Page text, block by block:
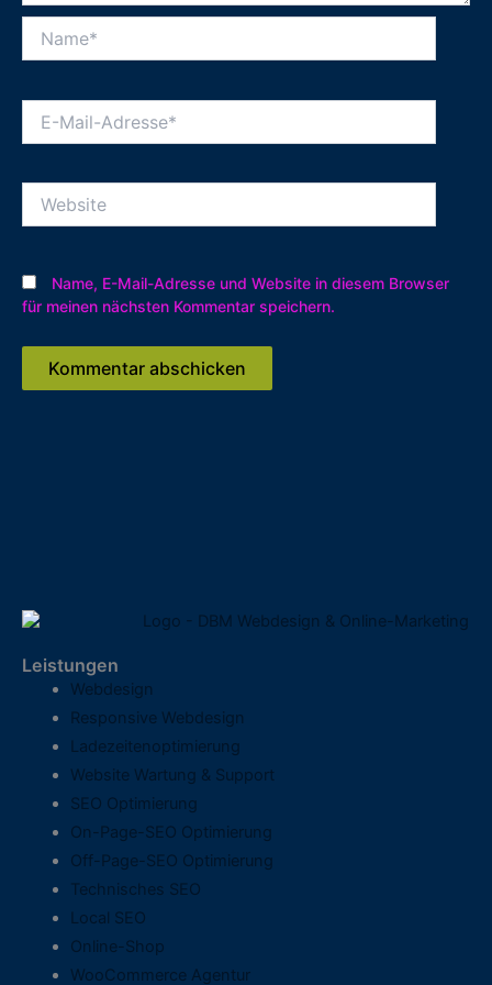
Mail-
Name, E-Mail-Adresse und Website in diesem Browser
für meinen nächsten Kommentar speichern.
Leistungen
Webdesign
Responsive Webdesign
Ladezeitenoptimierung
Website Wartung & Support
SEO Optimierung
On-Page-SEO Optimierung
Off-Page-SEO Optimierung
Technisches SEO
Local SEO
Online-Shop
WooCommerce Agentur